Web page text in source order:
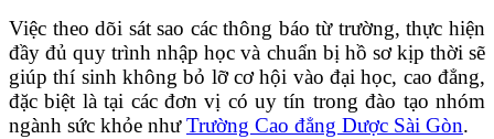
Việc theo dõi sát sao các thông báo từ trường, thực hiện
đầy đủ quy trình nhập học và chuẩn bị hồ sơ kịp thời sẽ
giúp thí sinh không bỏ lỡ cơ hội vào đại học, cao đẳng,
đặc biệt là tại các đơn vị có uy tín trong đào tạo nhóm
ngành sức khỏe nhưTrường Cao đẳng Dược Sài Gòn.